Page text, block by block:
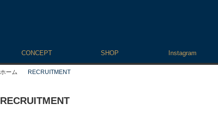
CONCEPT SHOP Instagram
ホーム RECRUITMENT
RECRUITMENT